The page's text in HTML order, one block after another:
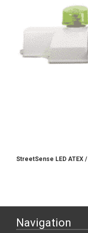
StreetSense LED ATEX
Navigation